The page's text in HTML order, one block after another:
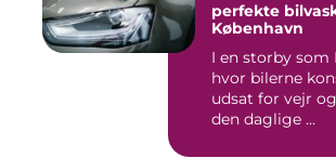
perfekte
København
I en storby som
hvor bilerne
udsat for vejr
den daglige ...